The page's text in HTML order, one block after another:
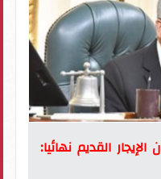
القديم نهائيا: